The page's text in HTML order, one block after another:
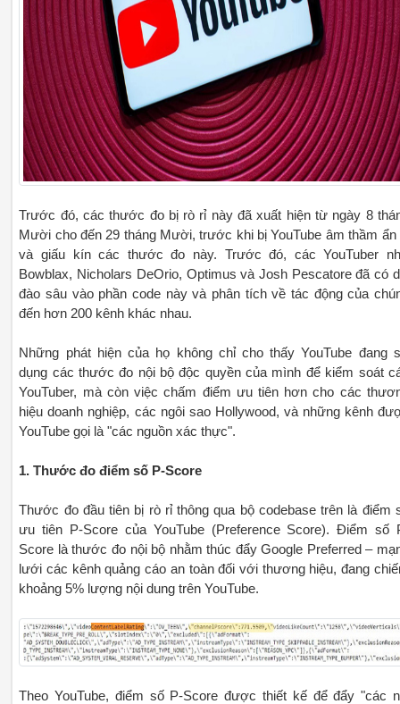
Trước đó, các thước đo bị rò rỉ này đã xuất hiện từ ngày 8
Mười cho đến 29 tháng Mười, trước khi bị YouTube âm thầm ẩn
và giấu kín các thước đo này. Trước đó, các YouTuber
Bowblax, Nicholars DeOrio, Optimus và Josh Pescatore đã có
đào sâu vào phần code này và phân tích về tác động của
đến hơn 200 kênh khác nhau.
Những phát hiện của họ không chỉ cho thấy YouTube đang
dụng các thước đo nội bộ độc quyền của mình để kiểm soát
YouTuber, mà còn việc chấm điểm ưu tiên hơn cho các
hiệu doanh nghiệp, các ngôi sao Hollywood, và những kênh
YouTube gọi là "các nguồn xác thực".
1. Thước đo điểm số P-Score
Thước đo đầu tiên bị rò rỉ thông qua bộ codebase trên là điểm
ưu tiên P-Score của YouTube (Preference Score). Điểm số
Score là thước đo nội bộ nhằm thúc đẩy Google Preferred –
lưới các kênh quảng cáo an toàn đối với thương hiệu, đang
khoảng 5% lượng nội dung trên YouTube.
Theo YouTube, điểm số P-Score được thiết kế để đẩy "các